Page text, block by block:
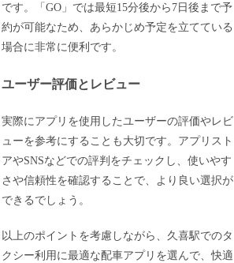
です。「GO」では最短15分後から7日後まで予
約が可能なため、あらかじめ予定を立てている
場合に非常に便利です。
ユーザー評価とレビュー
実際にアプリを使用したユーザーの評価やレビ
ューを参考にすることも大切です。アプリスト
アやSNSなどでの評判をチェックし、使いやす
さや信頼性を確認することで、より良い選択が
できるでしょう。
以上のポイントを考慮しながら、久喜駅でのタ
クシー利用に最適な配車アプリを選んで、快適